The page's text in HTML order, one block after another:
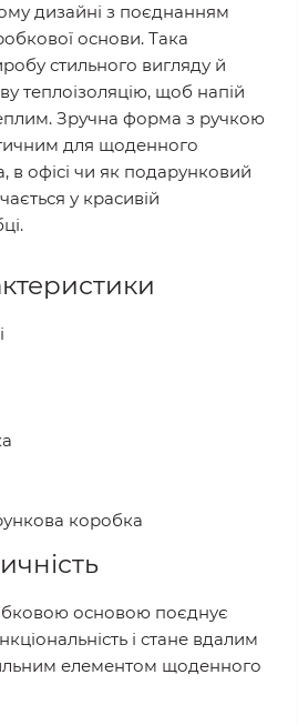
дизайні з поєднанням
основи. Така
стильного вигляду й
теплоізоляцію, щоб напій
Зручна форма з ручкою
для щоденного
в офісі чи як подарунковий
у красивій
коробка
основою поєднує
і стане вдалим
елементом щоденного